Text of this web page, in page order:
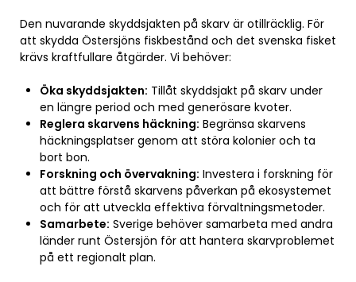
Den nuvarande skyddsjakten på skarv är otillräcklig. För
att skydda Östersjöns fiskbestånd och det svenska fisket
krävs kraftfullare åtgärder. Vi behöver:
Öka skyddsjakten: Tillåt skyddsjakt på skarv under
en längre period och med generösare kvoter.
Reglera skarvens häckning: Begränsa skarvens
häckningsplatser genom att störa kolonier och ta
bort bon.
Forskning och övervakning: Investera i forskning för
att bättre förstå skarvens påverkan på ekosystemet
och för att utveckla effektiva förvaltningsmetoder.
Samarbete: Sverige behöver samarbeta med andra
länder runt Östersjön för att hantera skarvproblemet
på ett regionalt plan.